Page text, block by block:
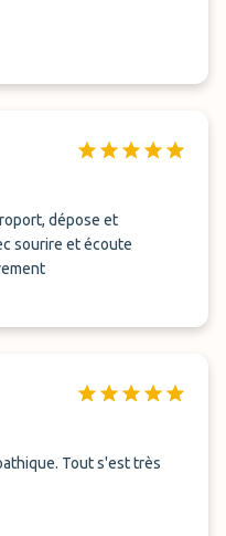
dépose et
sourire et écoute
Tout s'est très